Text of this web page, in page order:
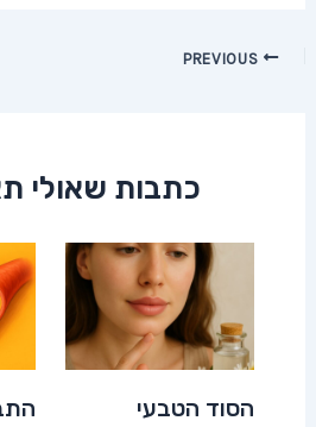
Post
כתבות שאולי
הסוד הטבעי